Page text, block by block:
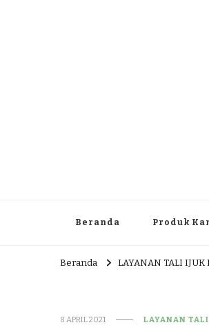
Beranda Produk
Beranda LAYANAN TALI IJUK
8 APRIL 2021 LAYANAN